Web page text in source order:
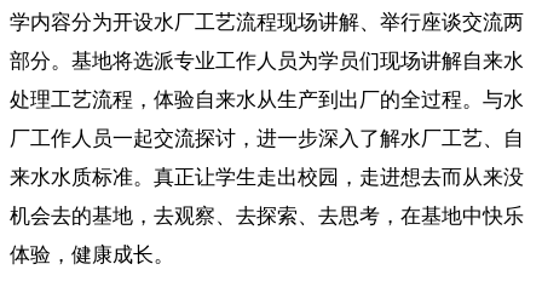
学内容分为开设水厂工艺流程现场讲解、举行座谈交流两
部分。基地将选派专业工作人员为学员们现场讲解自来水
处理工艺流程，体验自来水从生产到出厂的全过程。与水
厂工作人员一起交流探讨，进一步深入了解水厂工艺、自
来水水质标准。真正让学生走出校园，走进想去而从来没
机会去的基地，去观察、去探索、去思考，在基地中快乐
体验，健康成长。